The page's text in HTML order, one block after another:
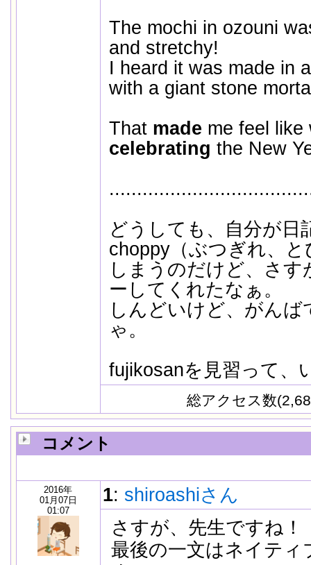
The mochi in ozouni
and stretchy!
I heard it was made in
with a giant stone
Thatmade me feel
celebrating the New
どうしても、自分が日
choppy（ぶつぎれ、
しまうのだけど、さ
ーしてくれたなぁ。
しんどいけど、がんば
ゃ。
fujikosanを見習って、
総アクセス数
コメント
2016年
01月07日
01:07
1: shiroashiさん
さすが、先生ですね！
最後の一文はネイテ